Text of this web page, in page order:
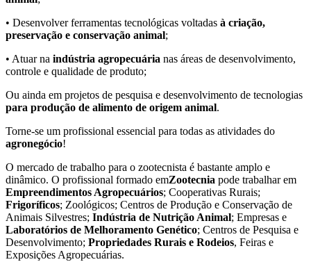
• Desenvolver ferramentas tecnológicas voltadas à criação,
preservação e conservação animal;
• Atuar na indústria agropecuária nas áreas de desenvolvimento,
controle e qualidade de produto;
Ou ainda em projetos de pesquisa e desenvolvimento de tecnologias
para produção de alimento de origem animal.
Torne-se um profissional essencial para todas as atividades do
agronegócio!
O mercado de trabalho para o zootecnista é bastante amplo e
dinâmico. O profissional formado emZootecnia pode trabalhar em
Empreendimentos Agropecuários; Cooperativas Rurais;
Frigoríficos; Zoológicos; Centros de Produção e Conservação de
Animais Silvestres; Indústria de Nutrição Animal; Empresas e
Laboratórios de Melhoramento Genético; Centros de Pesquisa e
Desenvolvimento; Propriedades Rurais e Rodeios, Feiras e
Exposições Agropecuárias.